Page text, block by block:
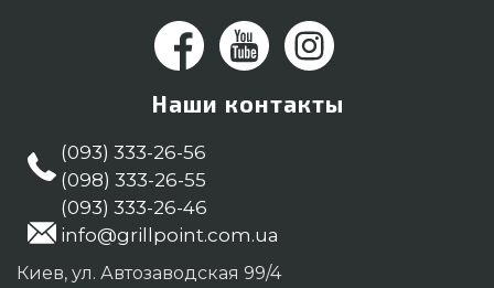
Наши контакты
(093) 333-26-56
(098) 333-26-55
(093) 333-26-46
info@grillpoint.com.ua
Киев, ул. Автозаводская 99/4